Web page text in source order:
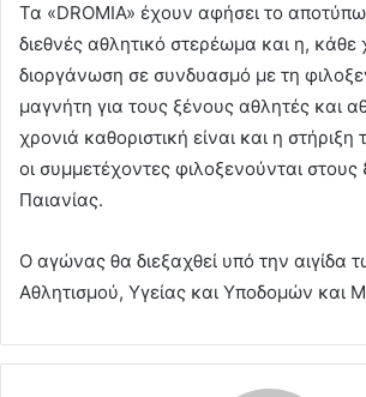
Τα «DROMIA» έχουν αφήσει το
διεθνές αθλητικό στερέωμα και η,
διοργάνωση σε συνδυασμό με τη
μαγνήτη για τους ξένους αθλητές και
χρονιά καθοριστική είναι και η
οι συμμετέχοντες φιλοξενούνται
Παιανίας.
Ο αγώνας θα διεξαχθεί υπό την αιγίδα
Αθλητισμού, Υγείας και Υποδομών και